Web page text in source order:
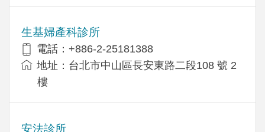
生基婦產科診所
電話：+886-2-25181388
地址：台北市中山區長安東路二段108 號 2
樓
安法診所